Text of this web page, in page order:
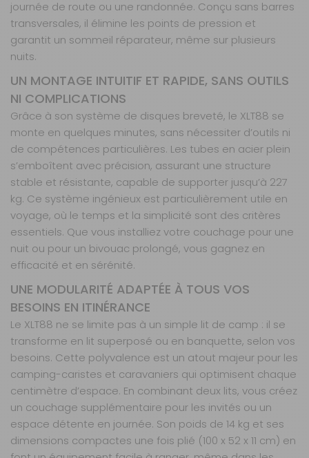
journée de route ou une randonnée. Conçu sans barres
transversales, il élimine les points de pression et
garantit un sommeil réparateur, même sur plusieurs
nuits.
UN MONTAGE INTUITIF ET RAPIDE, SANS OUTILS
NI COMPLICATIONS
Grâce à son système de disques breveté, le XLT88 se
monte en quelques minutes, sans nécessiter d’outils ni
de compétences particulières. Les tubes en acier plein
s’emboîtent avec précision, assurant une structure
stable et résistante, capable de supporter jusqu’à 227
kg. Ce système ingénieux est particulièrement utile en
voyage, où le temps et la simplicité sont des critères
essentiels. Que vous installiez votre couchage pour une
nuit ou pour un bivouac prolongé, vous gagnez en
efficacité et en sérénité.
UNE MODULARITÉ ADAPTÉE À TOUS VOS
BESOINS EN ITINÉRANCE
Le XLT88 ne se limite pas à un simple lit de camp : il se
transforme en lit superposé ou en banquette, selon vos
besoins. Cette polyvalence est un atout majeur pour les
camping-caristes et caravaniers qui optimisent chaque
centimètre d’espace. En combinant deux lits, vous créez
un couchage supplémentaire pour les invités ou un
espace détente en journée. Son poids de 14 kg et ses
dimensions compactes une fois plié (100 x 52 x 11 cm) en